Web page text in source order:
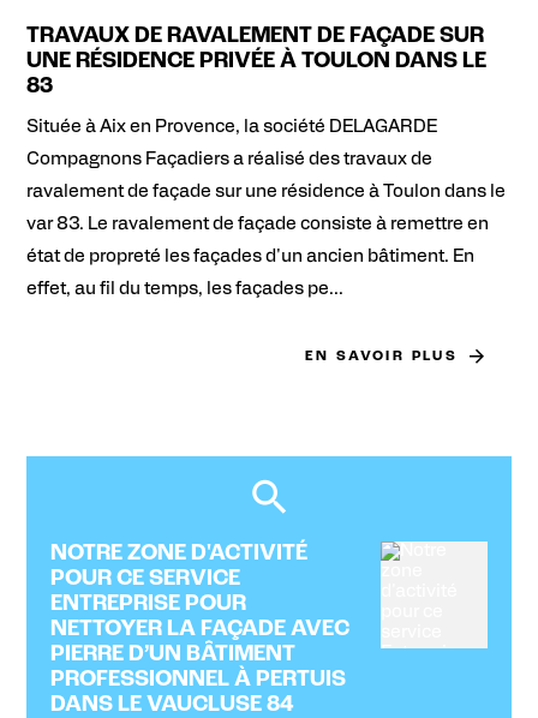
TRAVAUX DE RAVALEMENT DE FAÇADE SUR
UNE RÉSIDENCE PRIVÉE À TOULON DANS LE
83
Située à Aix en Provence, la société DELAGARDE
Compagnons Façadiers a réalisé des travaux de
ravalement de façade sur une résidence à Toulon dans le
var 83. Le ravalement de façade consiste à remettre en
état de propreté les façades d'un ancien bâtiment. En
effet, au fil du temps, les façades pe...
EN SAVOIR PLUS
NOTRE ZONE D'ACTIVITÉ
POUR CE SERVICE
ENTREPRISE POUR
NETTOYER LA FAÇADE AVEC
PIERRE D’UN BÂTIMENT
PROFESSIONNEL À PERTUIS
DANS LE VAUCLUSE 84